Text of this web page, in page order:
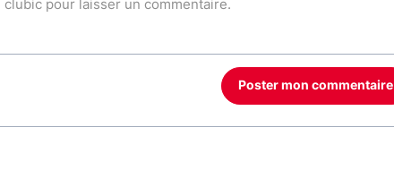
Poster mon commentaire